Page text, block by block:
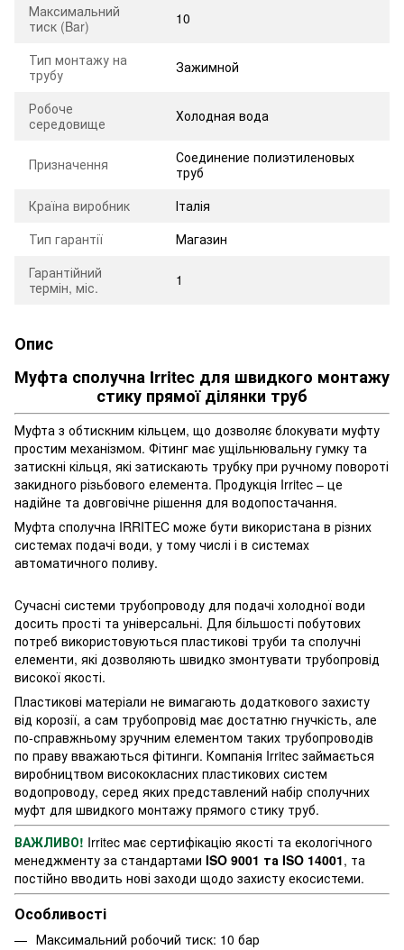
Максимальний
тиск (Bar)
10
Тип монтажу на
трубу
Зажимной
Робоче
середовище
Холодная вода
Призначення
Соединение полиэтиленовых
труб
Країна виробник
Італія
Тип гарантії
Магазин
Гарантійний
термін, міс.
1
Опис
Муфта сполучна Irritec для швидкого монтажу
стику прямої ділянки труб
Муфта з обтискним кільцем, що дозволяє блокувати муфту
простим механізмом. Фітинг має ущільнювальну гумку та
затискні кільця, які затискають трубку при ручному повороті
закидного різьбового елемента. Продукція Irritec – це
надійне та довговічне рішення для водопостачання.
Муфта сполучна IRRITEC може бути використана в різних
системах подачі води, у тому числі і в системах
автоматичного поливу.
Сучасні системи трубопроводу для подачі холодної води
досить прості та універсальні. Для більшості побутових
потреб використовуються пластикові труби та сполучні
елементи, які дозволяють швидко змонтувати трубопровід
високої якості.
Пластикові матеріали не вимагають додаткового захисту
від корозії, а сам трубопровід має достатню гнучкість, але
по-справжньому зручним елементом таких трубопроводів
по праву вважаються фітинги. Компанія Irritec займається
виробництвом висококласних пластикових систем
водопроводу, серед яких представлений набір сполучних
муфт для швидкого монтажу прямого стику труб.
ВАЖЛИВО! Irritec має сертифікацію якості та екологічного
менеджменту за стандартами ISO 9001 та ISO 14001, та
постійно вводить нові заходи щодо захисту екосистеми.
Особливості
Максимальний робочий тиск: 10 бар